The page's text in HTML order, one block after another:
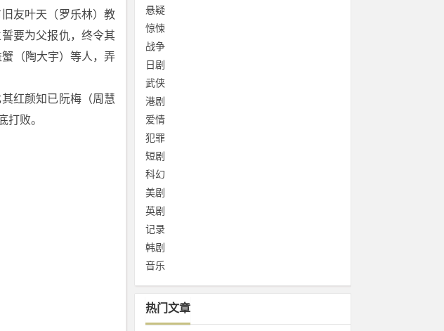
友叶天（罗乐林）教
要为父报仇，终令其
（陶大宇）等人，弄
红颜知已阮梅（周慧
打败。
悬疑
惊悚
战争
日剧
武侠
港剧
爱情
犯罪
短剧
科幻
美剧
英剧
记录
韩剧
音乐
热门文章